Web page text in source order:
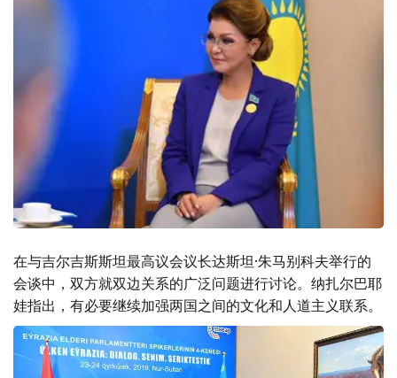
在与吉尔吉斯斯坦最高议会议长达斯坦·朱马别科夫举行的
会谈中，双方就双边关系的广泛问题进行讨论。纳扎尔巴耶
娃指出，有必要继续加强两国之间的文化和人道主义联系。